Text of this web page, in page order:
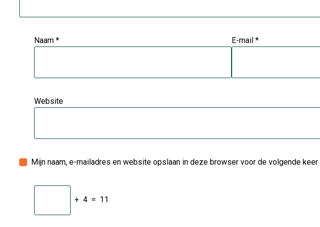
Naam * E-mail *
Website
Mijn naam, e-mailadres en website opslaan in deze browser voor de volgende
+ 4 = 11